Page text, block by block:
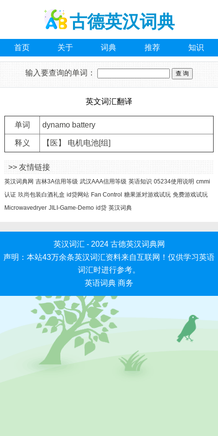
古德英汉词典
首页 关于 词典 推荐 知识
输入要查询的单词：
英文词汇翻译
单词 dynamo battery
释义 【医】 电机电池[组]
>> 友情链接
英汉词典网 吉林3A信用等级 武汉AAA信用等级 英语知识 05234使用说明 cmmi
认证 玖尚包装白酒礼盒 id贷网站 Fan Control 糖果派对游戏试玩 免费游戏试玩
Microwavedryer JILI-Game-Demo id贷 英汉词典
英汉词汇 - 2024 古德英汉词典网
声明：本站43万余条英汉词汇资料来自互联网！仅供学习英语
词汇时进行参考。
英语词典 商务